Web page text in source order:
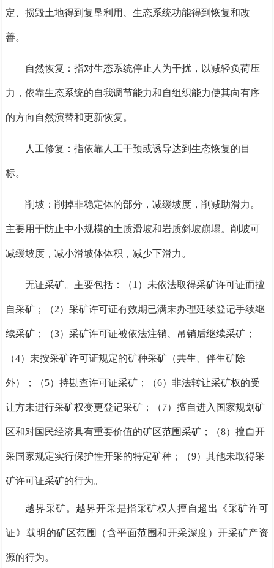
定、损毁土地得到复垦利用、生态系统功能得到恢复和改
善。
自然恢复：指对生态系统停止人为干扰，以减轻负荷压
力，依靠生态系统的自我调节能力和自组织能力使其向有序
的方向自然演替和更新恢复。
人工修复：指依靠人工干预或诱导达到生态恢复的目
标。
削坡：削掉非稳定体的部分，减缓坡度，削减助滑力。
主要用于防止中小规模的土质滑坡和岩质斜坡崩塌。削坡可
减缓坡度，减小滑坡体体积，减少下滑力。
无证采矿。主要包括：（1）未依法取得采矿许可证而擅
自采矿；（2）采矿许可证有效期已满未办理延续登记手续继
续采矿；（3）采矿许可证被依法注销、吊销后继续采矿；
（4）未按采矿许可证规定的矿种采矿（共生、伴生矿除
外）；（5）持勘查许可证采矿；（6）非法转让采矿权的受
让方未进行采矿权变更登记采矿；（7）擅自进入国家规划矿
区和对国民经济具有重要价值的矿区范围采矿；（8）擅自开
采国家规定实行保护性开采的特定矿种；（9）其他未取得采
矿许可证采矿的行为。
越界采矿。越界开采是指采矿权人擅自超出《采矿许可
证》载明的矿区范围（含平面范围和开采深度）开采矿产资
源的行为。